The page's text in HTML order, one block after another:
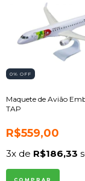
0% OFF
Maquete de Avião
TAP
R$559,00
3x de R$186,33